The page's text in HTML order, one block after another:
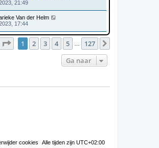
21:49
Van der Helm
17:44
Pagina1 van 127
1 2 3 4 5 127
Ga naar
Alle tijden zijn UTC+02:00
cookies